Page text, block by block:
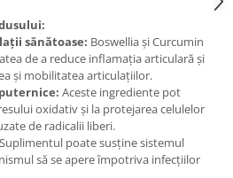
sănătoase: Boswellia și Curcumin
de a reduce inflamația articulară și
și mobilitatea articulațiilor.
Aceste ingrediente pot
oxidativ și la protejarea celulelor
de radicalii liberi.
Suplimentul poate susține sistemul
să se apere împotriva infecțiilor